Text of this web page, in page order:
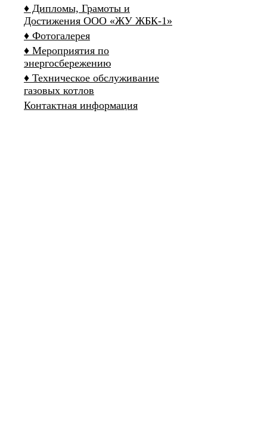
♦ Дипломы, Грамоты и
Достижения ООО «ЖУ ЖБК-1»
♦ Фотогалерея
♦ Мероприятия по
энергосбережению
♦ Техническое обслуживание
газовых котлов
Контактная информация